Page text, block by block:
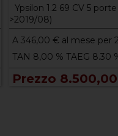
Ypsilon 1.2 69 CV 5
>2019/08)
A 346,00 € al mese per
TAN 8,00 % TAEG 8.30
Prezzo